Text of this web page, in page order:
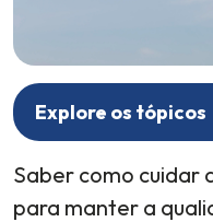
Explore os tópicos
Saber como cuidar
para manter a